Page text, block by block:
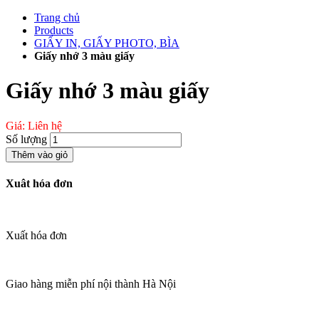
Chuyển
phần
Trang chủ
Products
GIẤY IN, GIẤY PHOTO, BÌA
Giấy nhớ 3 màu giấy
Giấy nhớ 3 màu giấy
Giá: Liên hệ
Số lượng
Thêm vào giỏ
Xuât hóa đơn
Xuất hóa đơn
Giao hàng miễn phí nội thành Hà Nội